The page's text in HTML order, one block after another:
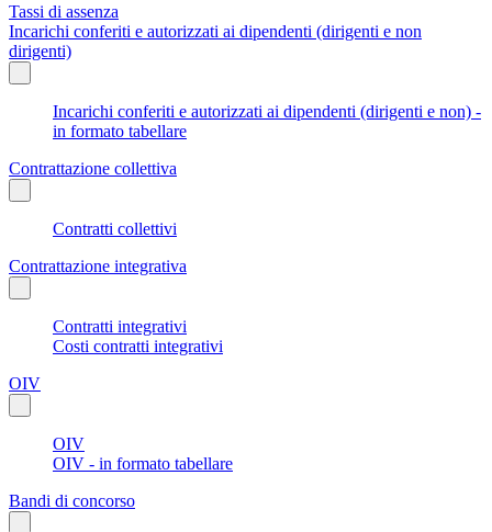
Tassi di assenza
Incarichi conferiti e autorizzati ai dipendenti (dirigenti e non
dirigenti)
Incarichi conferiti e autorizzati ai dipendenti (dirigenti e non) -
in formato tabellare
Contrattazione collettiva
Contratti collettivi
Contrattazione integrativa
Contratti integrativi
Costi contratti integrativi
OIV
OIV
OIV - in formato tabellare
Bandi di concorso